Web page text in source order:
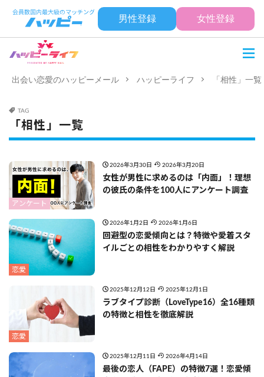
男性登録 女性登録
出会い恋愛のハッピーメール ハッピーライフ 「相性」一覧
TAG
「相性」一覧
アンケート
2026年3月30日 2026年3月20日
女性が男性に求めるのは「内面」！理想
の彼氏の条件を100人にアンケート調査
恋愛
2026年1月2日 2026年1月6日
回避型の恋愛傾向とは？特徴や愛着スタ
イルごとの相性をわかりやすく解説
恋愛
2025年12月12日 2025年12月1日
ラブタイプ診断（LoveType16）全16種類
の特徴と相性を徹底解説
2025年12月11日 2026年4月14日
最後の恋人（FAPE）の特徴7選！恋愛傾